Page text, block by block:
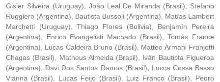
Gisler Silveira (Uruguay), João Leal De Miranda (Brasil), Stefano
Ruggiero (Argentina), Bautista Bussoli (Argentina), Matías Lambert
Marchetti (Uruguay), Thiago Flores (Bolivia), Benjamín Pereira
(Argentina), Enrico Evangelisti Machado (Brasil), Tomás France
(Argentina), Lucas Caldeira Bruno (Brasil), Matteo Armani Franjotti
Chagas (Brasil), Matheus Almeida (Brasil), Iván Bautista Figueroa
(Argentina), Davi Dos Santos Ramos (Brasil), Lucca Cossa Basso
Vianna (Brasil), Lucas Feijo (Brasil), Luiz Franco (Brasil), Pedro